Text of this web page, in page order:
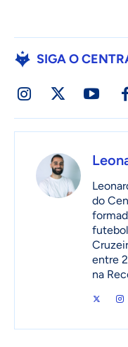
SIGA O
do
entre
na